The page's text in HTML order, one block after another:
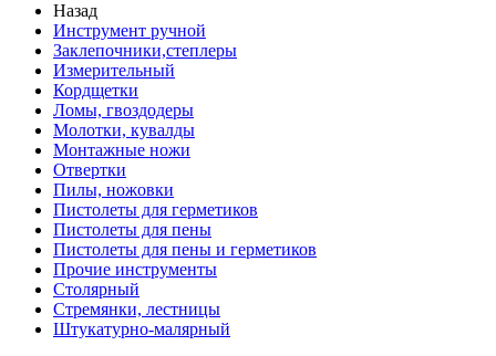
Назад
Инструмент ручной
Заклепочники,степлеры
Измерительный
Кордщетки
Ломы, гвоздодеры
Молотки, кувалды
Монтажные ножи
Отвертки
Пилы, ножовки
Пистолеты для герметиков
Пистолеты для пены
Пистолеты для пены и герметиков
Прочие инструменты
Столярный
Стремянки, лестницы
Штукатурно-малярный